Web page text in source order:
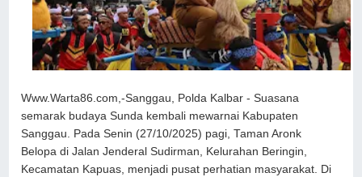
Www.Warta86.com,-Sanggau, Polda Kalbar - Suasana
semarak budaya Sunda kembali mewarnai Kabupaten
Sanggau. Pada Senin (27/10/2025) pagi, Taman Aronk
Belopa di Jalan Jenderal Sudirman, Kelurahan Beringin,
Kecamatan Kapuas, menjadi pusat perhatian masyarakat. Di